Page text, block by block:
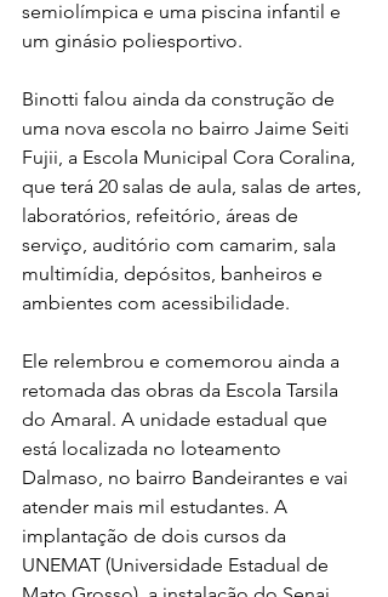
semiolímpica e uma piscina infantil e
um ginásio poliesportivo.
Binotti falou ainda da construção de
uma nova escola no bairro Jaime Seiti
Fujii, a Escola Municipal Cora Coralina,
que terá 20 salas de aula, salas de artes,
laboratórios, refeitório, áreas de
serviço, auditório com camarim, sala
multimídia, depósitos, banheiros e
ambientes com acessibilidade.
Ele relembrou e comemorou ainda a
retomada das obras da Escola Tarsila
do Amaral. A unidade estadual que
está localizada no loteamento
Dalmaso, no bairro Bandeirantes e vai
atender mais mil estudantes. A
implantação de dois cursos da
UNEMAT (Universidade Estadual de